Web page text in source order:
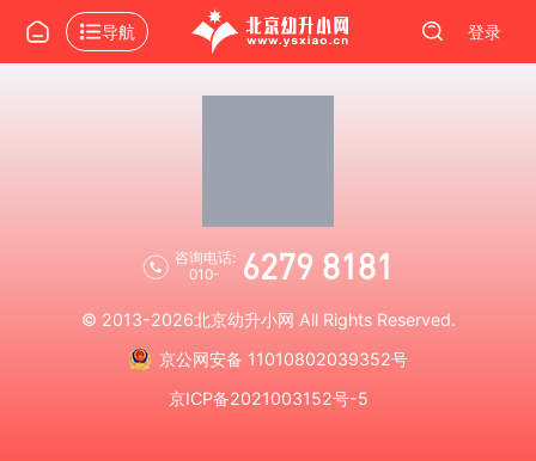
导航 登录
咨询电话:
010-
6279 8181
© 2013-2026北京幼升小网 All Rights Reserved.
京公网安备 11010802039352号
京ICP备2021003152号-5